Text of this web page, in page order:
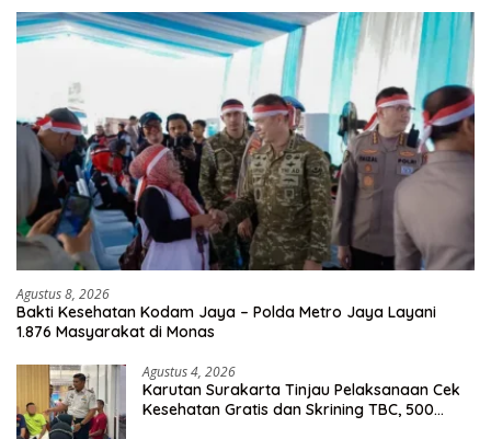
Agustus 8, 2026
Bakti Kesehatan Kodam Jaya – Polda Metro Jaya Layani
1.876 Masyarakat di Monas
Agustus 4, 2026
Karutan Surakarta Tinjau Pelaksanaan Cek
Kesehatan Gratis dan Skrining TBC, 500